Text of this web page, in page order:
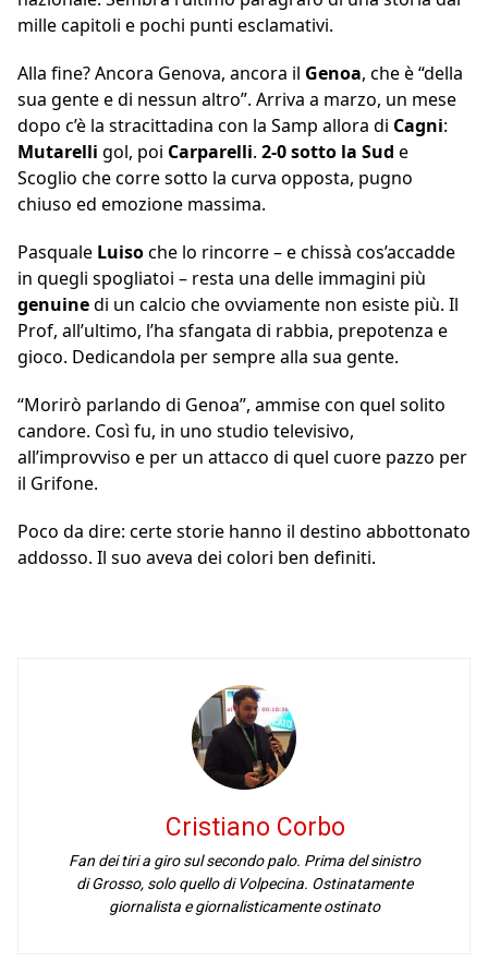
mille capitoli e pochi punti esclamativi.
Alla fine? Ancora Genova, ancora il Genoa, che è “della
sua gente e di nessun altro”. Arriva a marzo, un mese
dopo c’è la stracittadina con la Samp allora di Cagni:
Mutarelli gol, poi Carparelli. 2-0 sotto la Sud e
Scoglio che corre sotto la curva opposta, pugno
chiuso ed emozione massima.
Pasquale Luisoche lo rincorre – e chissà cos’accadde
in quegli spogliatoi – resta una delle immagini più
genuinedi un calcio che ovviamente non esiste più. Il
Prof, all’ultimo, l’ha sfangata di rabbia, prepotenza e
gioco. Dedicandola per sempre alla sua gente.
“Morirò parlando di Genoa”, ammise con quel solito
candore. Così fu, in uno studio televisivo,
all’improvviso e per un attacco di quel cuore pazzo per
il Grifone.
Poco da dire: certe storie hanno il destino abbottonato
addosso. Il suo aveva dei colori ben definiti.
Cristiano Corbo
Fan dei tiri a giro sul secondo palo. Prima del sinistro
di Grosso, solo quello di Volpecina. Ostinatamente
giornalista e giornalisticamente ostinato